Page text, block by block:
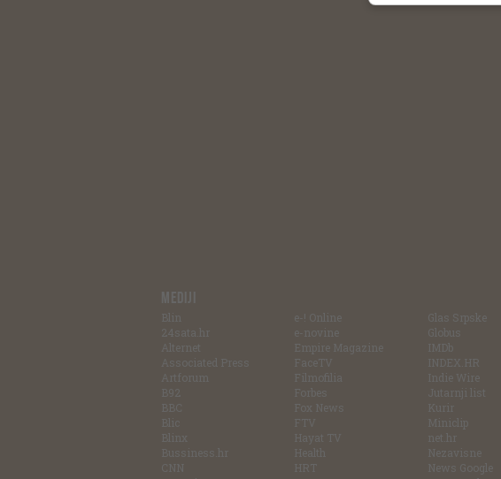
MEDIJI
Blin
24sata.hr
Alternet
Associated Press
Artforum
B92
BBC
Blic
Blinx
Bussiness.hr
CNN
e-! Online
e-novine
Empire Magazine
FaceTV
Filmofilia
Forbes
Fox News
FTV
Hayat TV
Health
HRT
Glas Srpske
Globus
IMDb
INDEX.HR
Indie Wire
Jutarnji list
Kurir
Miniclip
net.hr
Nezavisne
News Google